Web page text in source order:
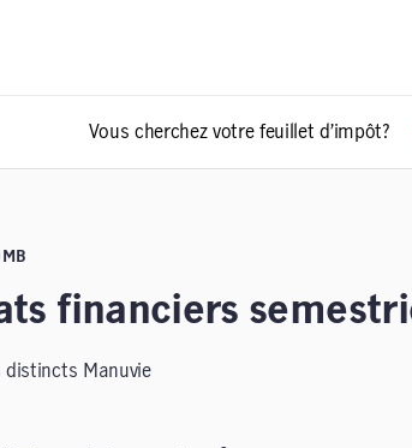
Vous cherchez votre feuillet d’impôt?
MB
financiers
distincts Manuvie